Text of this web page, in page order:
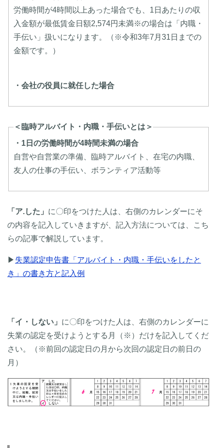
労働時間が4時間以上あった場合でも、1日あたりの収
入金額が最低賃金日額2,574円未満※の場合は「内職・
手伝い」扱いになります。（※令和3年7月31日までの
金額です。）
・会社の役員に就任した場合
＜臨時アルバイト・内職・手伝いとは＞
・1日の労働時間が4時間未満の場合
自営や自営業の準備、臨時アルバイト、在宅の内職、
友人の仕事の手伝い、ボランティア活動等
「ア.した」 に〇印をつけた人は、右側のカレンダーにそ
の内容を記入していきますが、記入方法については、こち
らの記事で解説しています。
▶ 失業認定申告書「アルバイト・内職・手伝いをしたと
き」の書き方と記入例
「イ・しない」 に〇印をつけた人は、右側のカレンダーに
失業の認定を受けようとする月（※）だけを記入してくだ
さい。（※前回の認定日の月から次回の認定日の前日の
月）